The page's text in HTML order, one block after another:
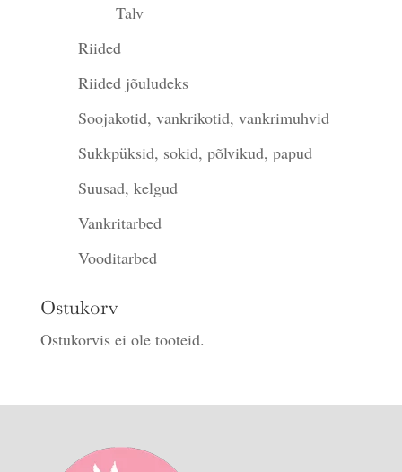
Talv
Riided
Riided jõuludeks
Soojakotid, vankrikotid, vankrimuhvid
Sukkpüksid, sokid, põlvikud, papud
Suusad, kelgud
Vankritarbed
Vooditarbed
Ostukorv
Ostukorvis ei ole tooteid.